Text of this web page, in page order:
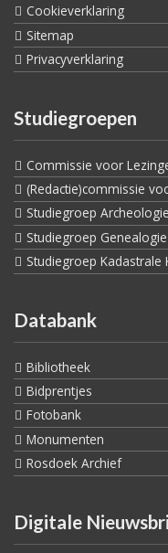
Cookieverklaring
Sitemap
Privacyverklaring
Studiegroepen
Commissie voor
(Redactie)commissie
Studiegroep Archeologie
Studiegroep Genealogie
Studiegroep Kadastrale
Databank
Bibliotheek
Bidprentjes
Fotobank
Monumenten
Rosdoek Archief
Digitale